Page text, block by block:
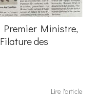
Premier Ministre,
des
Lire l'article